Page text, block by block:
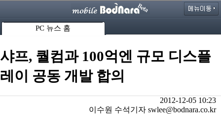
PC 뉴스 홈
샤프, 퀄컴과 100억엔 규모 디스플
레이 공동 개발 합의
2012-12-05 10:23
이수원 수석기자 swlee@bodnara.co.kr